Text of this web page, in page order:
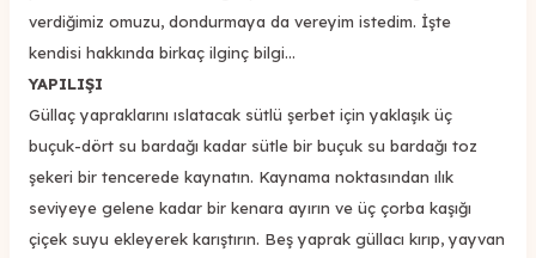
verdiğimiz omuzu, dondurmaya da vereyim istedim. İşte
kendisi hakkında birkaç ilginç bilgi...
YAPILIŞI
Güllaç yapraklarını ıslatacak sütlü şerbet için yaklaşık üç
buçuk-dört su bardağı kadar sütle bir buçuk su bardağı toz
şekeri bir tencerede kaynatın. Kaynama noktasından ılık
seviyeye gelene kadar bir kenara ayırın ve üç çorba kaşığı
çiçek suyu ekleyerek karıştırın. Beş yaprak güllacı kırıp, yayvan